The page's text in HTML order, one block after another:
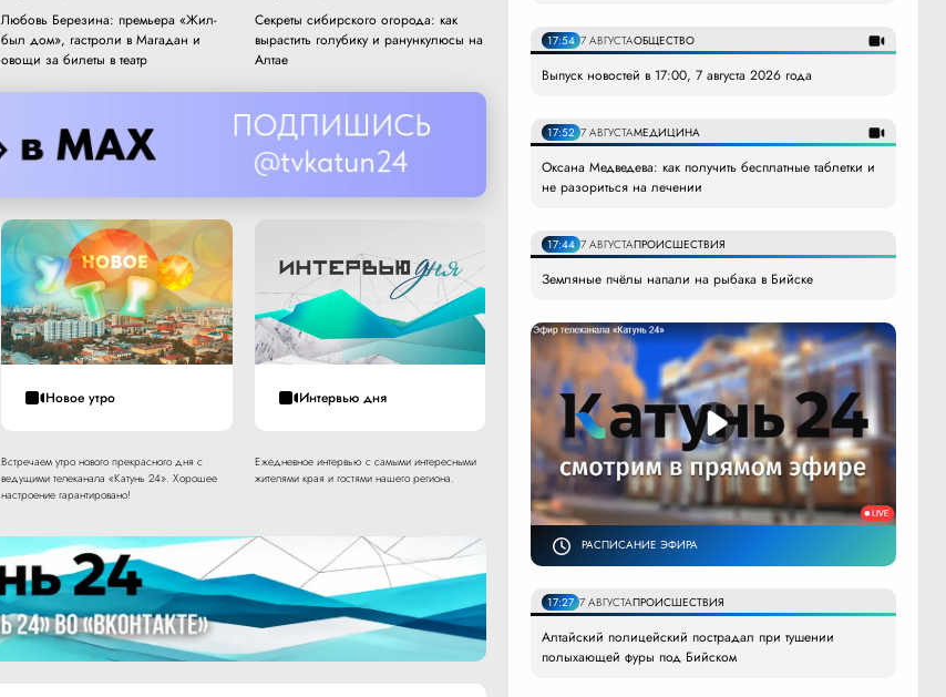
Любовь Березина: премьера «Жил-
был дом», гастроли в Магадан и
овощи за билеты в театр
Секреты сибирского огорода: как
вырастить голубику и ранункулюсы на
Алтае
Новое утро
Встречаем утро нового прекрасного дня с
ведущими телеканала «Катунь 24». Хорошее
настроение гарантировано!
Интервью дня
Ежедневное интервью с самыми интересными
жителями края и гостями нашего региона.
17:54 7 АВГУСТАОБЩЕСТВО
Выпуск новостей в 17:00, 7 августа 2026 года
17:52 7 АВГУСТАМЕДИЦИНА
Оксана Медведева: как получить бесплатные таблетки и
не разориться на лечении
17:44 7 АВГУСТАПРОИСШЕСТВИЯ
Земляные пчёлы напали на рыбака в Бийске
РАСПИСАНИЕ ЭФИРА
17:27 7 АВГУСТАПРОИСШЕСТВИЯ
Алтайский полицейский пострадал при тушении
полыхающей фуры под Бийском